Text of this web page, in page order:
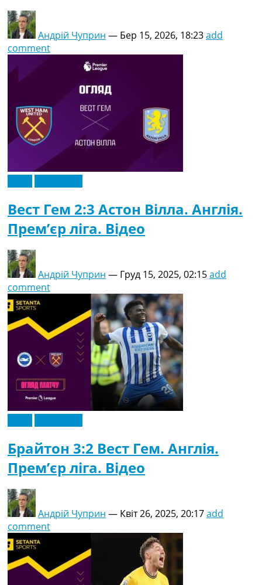
Андрій Чуприн — Бер 15, 2026, 18:23add
comment
Вест Гем 2:3 Астон Вілла. Англія.
Прем’єр ліга. Відео
Андрій Чуприн — Груд 15, 2025, 02:15add
comment
Брайтон 3:2 Вест Гем. Англія.
Прем’єр ліга. Відео
Андрій Чуприн — Квіт 26, 2025, 20:17add
comment